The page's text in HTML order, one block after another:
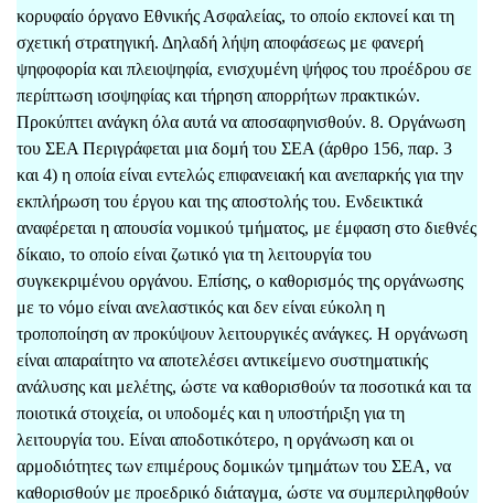
κορυφαίο όργανο Εθνικής Ασφαλείας, το οποίο εκπονεί και τη
σχετική στρατηγική. Δηλαδή λήψη αποφάσεως με φανερή
ψηφοφορία και πλειοψηφία, ενισχυμένη ψήφος του προέδρου σε
περίπτωση ισοψηφίας και τήρηση απορρήτων πρακτικών.
Προκύπτει ανάγκη όλα αυτά να αποσαφηνισθούν. 8. Οργάνωση
του ΣΕΑ Περιγράφεται μια δομή του ΣΕΑ (άρθρο 156, παρ. 3
και 4) η οποία είναι εντελώς επιφανειακή και ανεπαρκής για την
εκπλήρωση του έργου και της αποστολής του. Ενδεικτικά
αναφέρεται η απουσία νομικού τμήματος, με έμφαση στο διεθνές
δίκαιο, το οποίο είναι ζωτικό για τη λειτουργία του
συγκεκριμένου οργάνου. Επίσης, ο καθορισμός της οργάνωσης
με το νόμο είναι ανελαστικός και δεν είναι εύκολη η
τροποποίηση αν προκύψουν λειτουργικές ανάγκες. Η οργάνωση
είναι απαραίτητο να αποτελέσει αντικείμενο συστηματικής
ανάλυσης και μελέτης, ώστε να καθορισθούν τα ποσοτικά και τα
ποιοτικά στοιχεία, οι υποδομές και η υποστήριξη για τη
λειτουργία του. Είναι αποδοτικότερο, η οργάνωση και οι
αρμοδιότητες των επιμέρους δομικών τμημάτων του ΣΕΑ, να
καθορισθούν με προεδρικό διάταγμα, ώστε να συμπεριληφθούν